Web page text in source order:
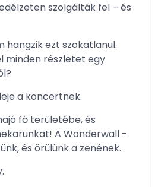
szolgálták fel – és
hangzik ezt szokatlanul.
minden részletet egy
a koncertnek.
fő területébe, és
A Wonderwall -
és örülünk a zenének.